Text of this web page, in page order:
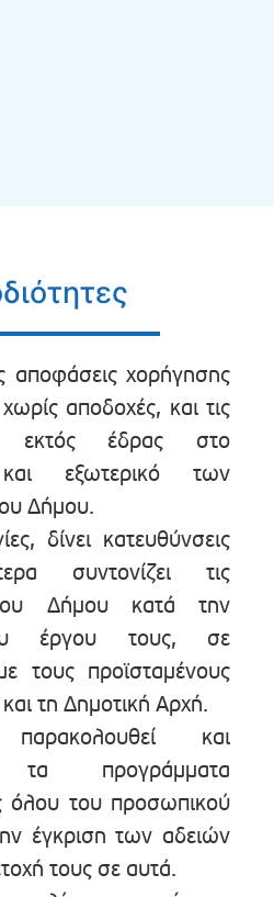
αποφάσεις χορήγησης
αποδοχές, και τις
εκτός έδρας στο
εξωτερικό των
Δήμου.
δίνει κατευθύνσεις
συντονίζει τις
Δήμου κατά την
έργου τους, σε
τους προϊσταμένους
τη Δημοτική Αρχή.
παρακολουθεί και
τα προγράμματα
όλου του προσωπικού
έγκριση των αδειών
τους σε αυτά.